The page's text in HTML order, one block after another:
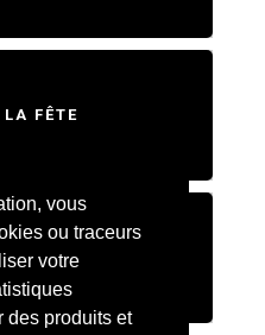
vous
ou traceurs
votre
des produits et
FÊTE
HOME